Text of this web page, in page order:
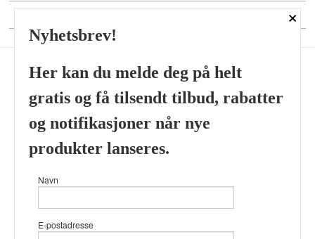
DIN KONTO
Frakt Kjøpsbetingelser
Sikkerhet og personvern
Nyhetsbrev
Viking’s Perfume House & Beard Co Fløenbakken 43 A 5009
Bergen Tlf.41696407- Foretaksregisteret 933905799
du får en bedre kjøpsopplevelse og
×
Nyhetsbrev!
Her kan du melde deg på helt
gratis og få tilsendt tilbud, rabatter
og notifikasjoner når nye
produkter lanseres.
Navn
E-postadresse